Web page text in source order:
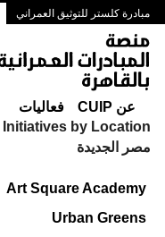
مبادرة كلستر للتوثيق العمراني
ممرات وسط البلد بالقاهرة
عن CUIP فعاليات
Initiatives by Location
مصر الجديدة
Art Square Academy
Urban Greens